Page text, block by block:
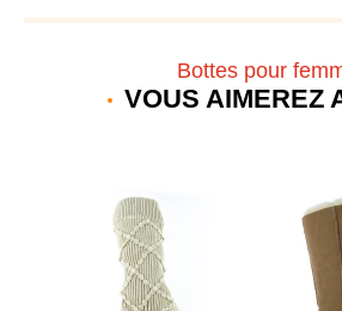
Bottes pour
VOUS AIMEREZ